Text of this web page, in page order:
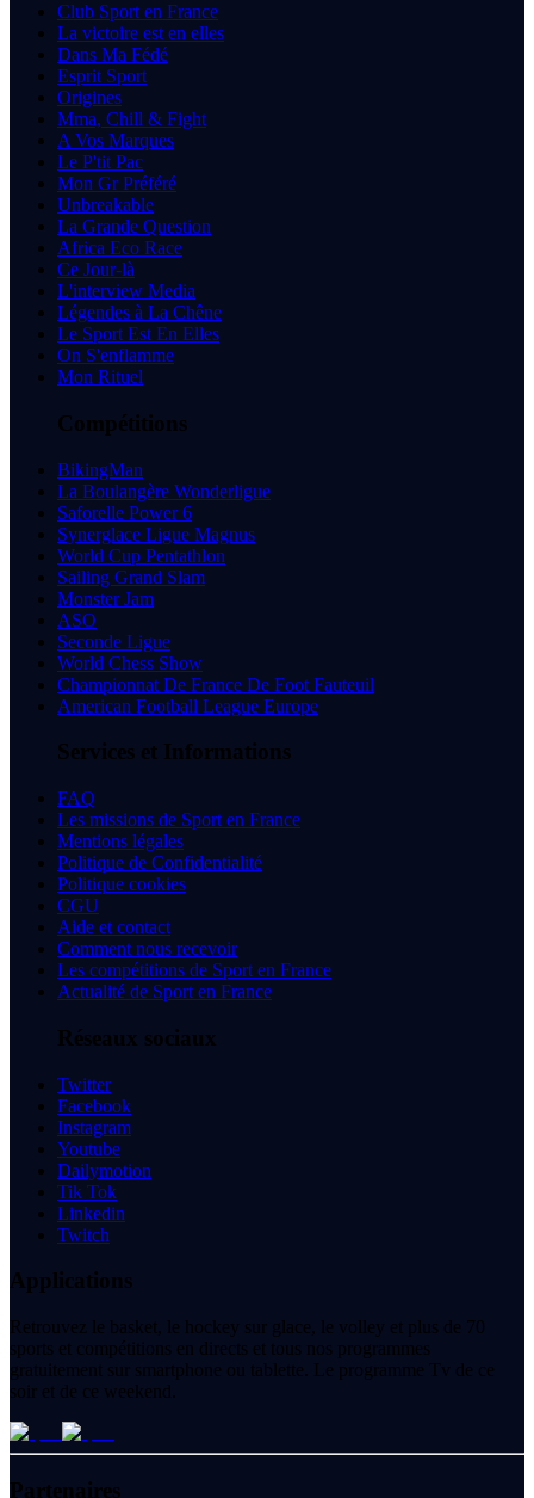
Club Sport en France
La victoire est en elles
Dans Ma Fédé
Esprit Sport
Origines
Mma, Chill & Fight
A Vos Marques
Le P'tit Pac
Mon Gr Préféré
Unbreakable
La Grande Question
Africa Eco Race
Ce Jour-là
L'interview Media
Légendes à La Chêne
Le Sport Est En Elles
On S'enflamme
Mon Rituel
Compétitions
BikingMan
La Boulangère Wonderligue
Saforelle Power 6
Synerglace Ligue Magnus
World Cup Pentathlon
Sailing Grand Slam
Monster Jam
ASO
Seconde Ligue
World Chess Show
Championnat De France De Foot Fauteuil
American Football League Europe
Services et Informations
FAQ
Les missions de Sport en France
Mentions légales
Politique de Confidentialité
Politique cookies
CGU
Aide et contact
Comment nous recevoir
Les compétitions de Sport en France
Actualité de Sport en France
Réseaux sociaux
Twitter
Facebook
Instagram
Youtube
Dailymotion
Tik Tok
Linkedin
Twitch
Applications
Retrouvez le basket, le hockey sur glace, le volley et plus de 70
sports et compétitions en directs et tous nos programmes
gratuitement sur smartphone ou tablette. Le programme Tv de ce
soir et de ce weekend.
Partenaires